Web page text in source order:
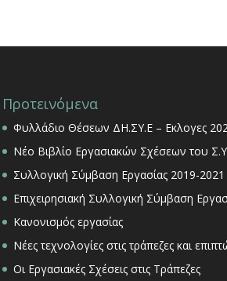
Προτεινόμενα
Φυλλάδιο Θέσεων ΔΗ.ΣΥ.Ε – Εκλογες
Νέο Βιβλίο Εργασιακών Σχέσεων του
Συλλογική Σύμβαση Εργασίας 2019-2021
Επιχειρησιακή Συλλογική Σύμβαση
Κανονισμός εργασίας
Νέες τεχνολογίες στις τράπεζες και
Οι Εργασιακές Σχέσεις στις Τράπεζες